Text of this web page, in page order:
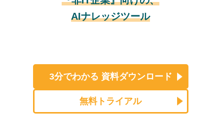
AIナレッジツール
3分でわかる 資料ダウンロード
無料トライアル